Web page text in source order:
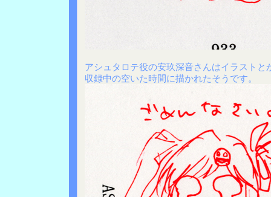
アシュタロテ役の安玖深音さんはイラストと
収録中の空いた時間に描かれたそうです。